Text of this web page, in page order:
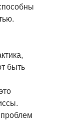
быть